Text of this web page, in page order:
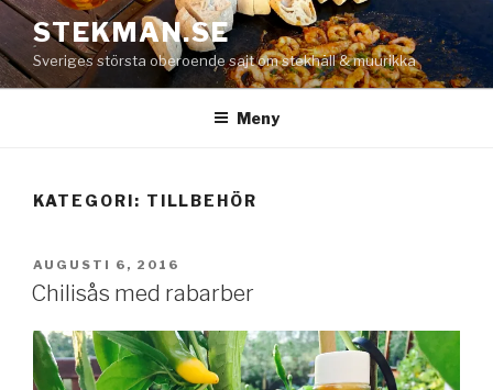
Hoppa
till
innehåll
STEKMAN.SE
Sveriges största oberoende sajt om stekhäll & muurikka
Meny
KATEGORI: TILLBEHÖR
PUBLICERAT
AUGUSTI 6, 2016
Chilisås med rabarber